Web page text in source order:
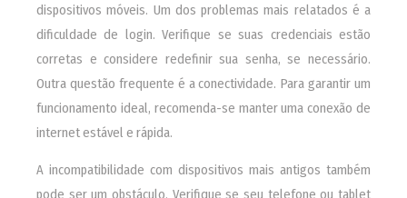
dispositivos móveis. Um dos problemas mais relatados é a
dificuldade de login. Verifique se suas credenciais estão
corretas e considere redefinir sua senha, se necessário.
Outra questão frequente é a conectividade. Para garantir um
funcionamento ideal, recomenda-se manter uma conexão de
internet estável e rápida.
A incompatibilidade com dispositivos mais antigos também
pode ser um obstáculo. Verifique se seu telefone ou tablet